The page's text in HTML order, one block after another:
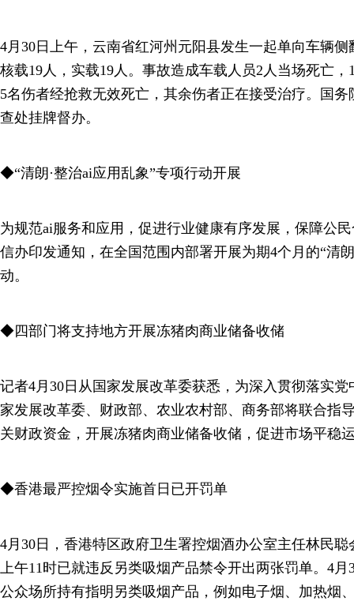
4月30日上午，云南省红河州元阳县发生一起单向车辆
核载19人，实载19人。事故造成车载人员2人当场死亡
5名伤者经抢救无效死亡，其余伤者正在接受治疗。国
查处挂牌督办。
◆“清朗·整治ai应用乱象”专项行动开展
为规范ai服务和应用，促进行业健康有序发展，保障公
信办印发通知，在全国范围内部署开展为期4个月的“清
动。
◆四部门将支持地方开展冻猪肉商业储备收储
记者4月30日从国家发展改革委获悉，为深入贯彻落实
家发展改革委、财政部、农业农村部、商务部将联合指
关财政资金，开展冻猪肉商业储备收储，促进市场平稳
◆香港最严控烟令实施首日已开罚单
4月30日，香港特区政府卫生署控烟酒办公室主任林民
上午11时已就违反另类吸烟产品禁令开出两张罚单。4
公众场所持有指明另类吸烟产品，例如电子烟、加热烟